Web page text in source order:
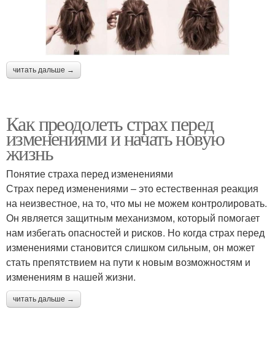
читать дальше →
Как преодолеть страх перед
изменениями и начать новую
жизнь
Понятие страха перед изменениями
Страх перед изменениями – это естественная реакция
на неизвестное, на то, что мы не можем контролировать.
Он является защитным механизмом, который помогает
нам избегать опасностей и рисков. Но когда страх перед
изменениями становится слишком сильным, он может
стать препятствием на пути к новым возможностям и
изменениям в нашей жизни.
читать дальше →